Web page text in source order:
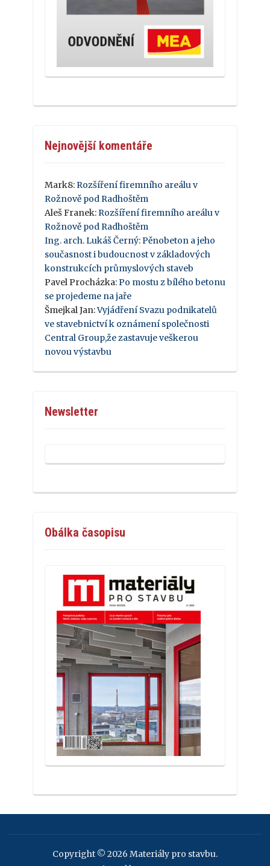
Nejnovější komentáře
Mark8: Rozšíření firemního areálu v
Rožnově pod Radhoštěm
Aleš Franek: Rozšíření firemního areálu v
Rožnově pod Radhoštěm
Ing. arch. Lukáš Černý: Pěnobeton a jeho
současnost i budoucnost v základových
konstrukcích průmyslových staveb
Pavel Procházka: Po mostu z bílého betonu
se projedeme na jaře
Šmejkal Jan:Vyjádření Svazu podnikatelů
ve stavebnictví k oznámení společnosti
Central Group,že zastavuje veškerou
novou výstavbu
Newsletter
Obálka časopisu
Copyright © 2026 Materiály pro stavbu.